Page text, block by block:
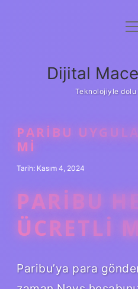
Yasal
Dijital
Teknolojiyle
PARIBU
MI
Tarih: Kasım 4, 2024
PARIBU
ÜCRETLI
Paribu’ya para